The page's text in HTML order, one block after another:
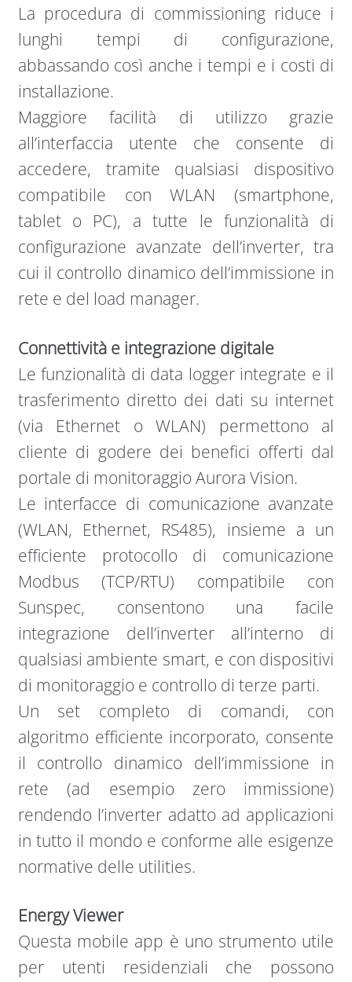
La procedura di commissioning riduce i
lunghi tempi di configurazione,
abbassando così anche i tempi e i costi di
installazione.
Maggiore facilità di utilizzo grazie
all’interfaccia utente che consente di
accedere, tramite qualsiasi dispositivo
compatibile con WLAN (smartphone,
tablet o PC), a tutte le funzionalità di
configurazione avanzate dell’inverter, tra
cui il controllo dinamico dell’immissione in
rete e del load manager.
Connettività e integrazione digitale
Le funzionalità di data logger integrate e il
trasferimento diretto dei dati su internet
(via Ethernet o WLAN) permettono al
cliente di godere dei benefici offerti dal
portale di monitoraggio Aurora Vision.
Le interfacce di comunicazione avanzate
(WLAN, Ethernet, RS485), insieme a un
efficiente protocollo di comunicazione
Modbus (TCP/RTU) compatibile con
Sunspec, consentono una facile
integrazione dell’inverter all’interno di
qualsiasi ambiente smart, e con dispositivi
di monitoraggio e controllo di terze parti.
Un set completo di comandi, con
algoritmo efficiente incorporato, consente
il controllo dinamico dell’immissione in
rete (ad esempio zero immissione)
rendendo l’inverter adatto ad applicazioni
in tutto il mondo e conforme alle esigenze
normative delle utilities.
Energy Viewer
Questa mobile app è uno strumento utile
per utenti residenziali che possono